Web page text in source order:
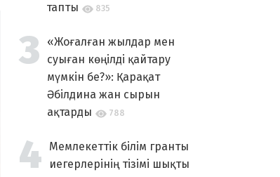
тапты
835
«Жоғалған жылдар мен
суыған көңілді қайтару
мүмкін бе?»: Қарақат
Әбілдина жан сырын
ақтарды
788
Мемлекеттік білім гранты
иегерлерінің тізімі шықты